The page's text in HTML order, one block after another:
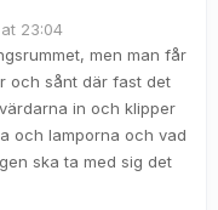
23:04
men man får
och sånt där fast det
in och klipper
och lamporna och vad
ska ta med sig det